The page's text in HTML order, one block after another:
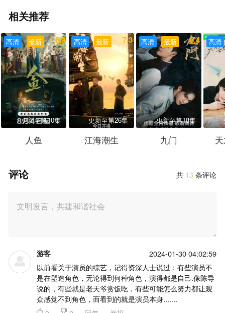
相关推荐
最新
高清 6.9
更新至第10集
人鱼
最新
高清 7.3
更新至第26集
江海潮生
最新
高清 6.4
更新至第18集
九门
高清
共 13 条评论
评论
游客 2024-01-30 04:02:59
以前看关于演员的综艺，记得资深人士说过：有些演员不
是在塑造角色，无论得到何种角色，演得都是自己.像陈导
说的，有些就是老天爷赏饭吃，有些可能怎么努力都让观
众感觉不到角色，而看到的就是演员本身.......
 